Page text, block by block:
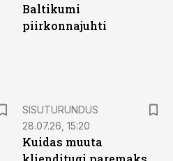
Baltikumi
piirkonnajuhti
SISUTURUNDUS
28.07.26, 15:20
Kuidas muuta